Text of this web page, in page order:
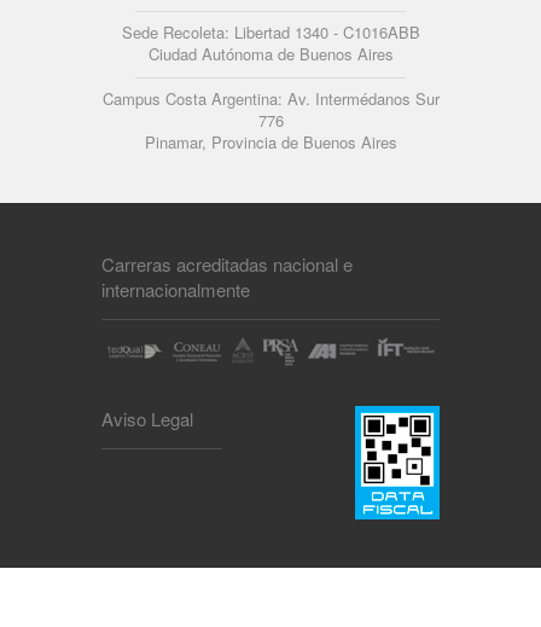
Sede Recoleta: Libertad 1340 - C1016ABB
Ciudad Autónoma de Buenos Aires
Campus Costa Argentina: Av. Intermédanos Sur
776
Pinamar, Provincia de Buenos Aires
Carreras acreditadas nacional e
internacionalmente
Aviso Legal